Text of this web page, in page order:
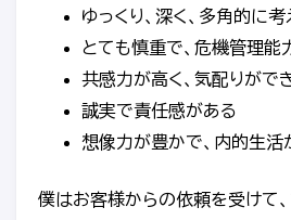
ゆっくり、深く、多角的に
とても慎重で、危機管理能
共感力が高く、気配りがで
誠実で責任感がある
想像力が豊かで、内的生活
僕はお客様からの依頼を受けて、